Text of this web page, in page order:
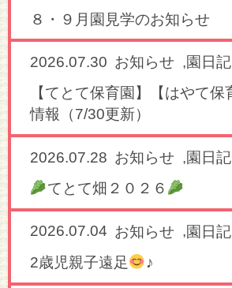
８・９月園見学のお知らせ
2026.07.30 お知らせ ,園日記
【てとて保育園】【はやて保
情報（7/30更新）
2026.07.28 お知らせ ,園日記
てとて畑２０２６
2026.07.04 お知らせ ,園日記
2歳児親子遠足
♪